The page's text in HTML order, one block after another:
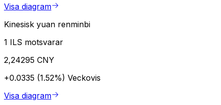
Visa diagram
Kinesisk yuan renminbi
1 ILS motsvarar
2,24295 CNY
+0.0335 (1.52%) Veckovis
Visa diagram